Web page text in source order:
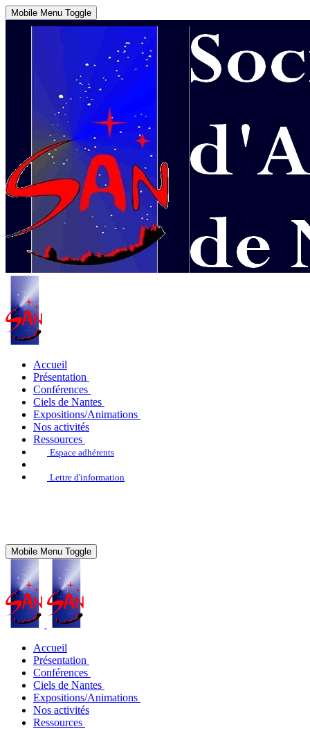
Mobile Menu Toggle
Accueil
Présentation
Conférences
Ciels de Nantes
Expositions/Animations
Nos activités
Ressources
Espace adhérents
Lettre d'information
Mobile Menu Toggle
Accueil
Présentation
Conférences
Ciels de Nantes
Expositions/Animations
Nos activités
Ressources